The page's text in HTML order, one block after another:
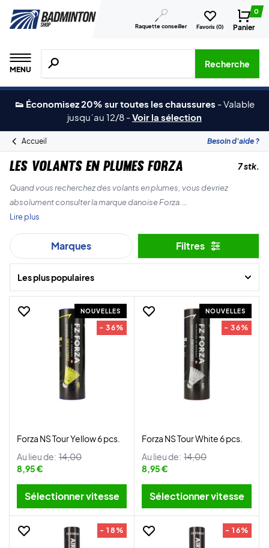
Raquette conseiller Favoris (0)
0
Panier
MENU
Recherche de produits, de marques, etc.
Recherche
👟 Économisez 20% sur toutes les chaussures -Valable
jusqu´au 12/8 -Voir la sélection
Accueil Besoin d'aide ?
Les volants en plumes Forza 7 stk.
Quand vous recherchez des volants en plumes, vous devriez
absolument consulter la marque danoise Forza.
Trouvez des volants de badminton Forza ici même dans la
Badminton-shop et recevez-les rapidement.
Lire plus
Marques Filtres
Les plus populaires
NOUVELLES
- 36%
Forza NS Tour Yellow 6 pcs.
Au lieu de: 14,00
8,95 €
Sélectionner vitesse
NOUVELLES
- 36%
Forza NS Tour White 6 pcs.
Au lieu de: 14,00
8,95 €
Sélectionner vitesse
- 18% - 16%